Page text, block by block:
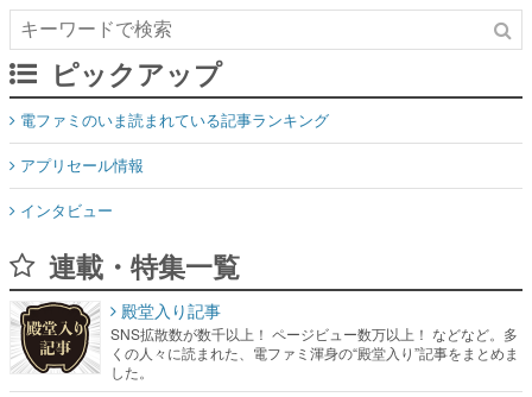
ピックアップ
電ファミのいま読まれている記事ランキング
アプリセール情報
インタビュー
連載・特集一覧
殿堂入り記事
SNS拡散数が数千以上！ ページビュー数万以上！ などなど。多
くの人々に読まれた、電ファミ渾身の“殿堂入り”記事をまとめま
した。